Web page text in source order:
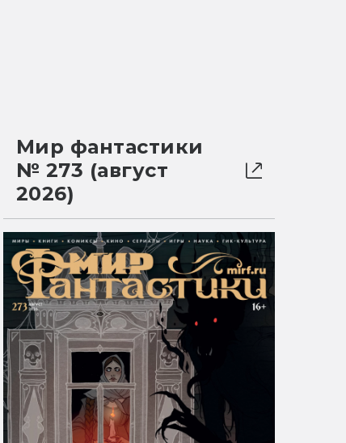
Мир фантастики
№ 273 (август
2026)